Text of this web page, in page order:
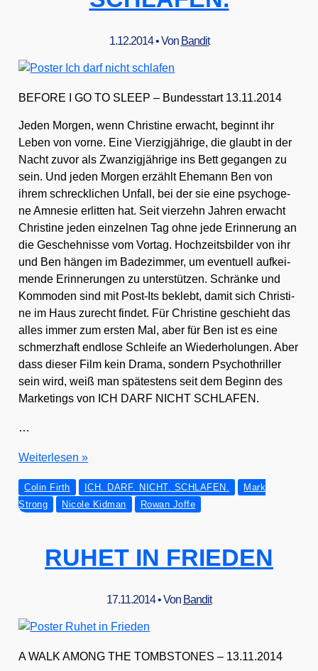
1.12.2014• Von Bandit
BEFORE I GO TO SLEEP – Bun­des­start 13.11.2014
Jeden Mor­gen, wenn Chris­ti­ne erwacht, beginnt ihr
Leben von vor­ne. Eine Vier­zig­jäh­ri­ge, die glaubt in der
Nacht zuvor als Zwan­zig­jäh­ri­ge ins Bett gegan­gen zu
sein. Und jeden Mor­gen erzählt Ehe­mann Ben von
ihrem schreck­li­chen Unfall, bei der sie eine psy­cho­ge­
ne Amne­sie erlit­ten hat. Seit vier­zehn Jah­ren erwacht
Chris­ti­ne jeden ein­zel­nen Tag ohne jede Erin­ne­rung an
die Gescheh­nis­se vom Vor­tag. Hoch­zeits­bil­der von ihr
und Ben hän­gen im Bade­zim­mer, um even­tu­ell auf­kei­
men­de Erin­ne­run­gen zu unter­stüt­zen. Schrän­ke und
Kom­mo­den sind mit Post-Its beklebt, damit sich Chris­ti­
ne im Haus zurecht fin­det. Für Chris­ti­ne geschieht das
alles immer zum ers­ten Mal, aber für Ben ist es eine
schmerz­haft end­lo­se Schlei­fe an Wie­der­ho­lun­gen. Aber
dass die­ser Film kein Dra­ma, son­dern Psy­cho­thril­ler
sein wird, weiß man spä­tes­tens seit dem Beginn des
Mar­ke­tings von ICH DARF NICHT SCHLAFEN.
…
ICH.
NICHT.
SCHLAFEN.
Wei­ter­le­sen »
Colin Firth ICH. DARF. NICHT. SCHLAFEN.
Mark
Strong
Nicole Kidman Rowan Joffe
RUHET IN FRIEDEN
17.11.2014• Von Bandit
A WALK AMONG THE TOMBSTONES – 13.11.2014